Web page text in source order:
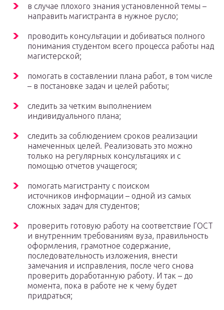
в случае плохого знания установленной темы –
направить магистранта в нужное русло;
проводить консультации и добиваться полного
понимания студентом всего процесса работы над
магистерской;
помогать в составлении плана работ, в том числе
– в постановке задач и целей работы;
следить за четким выполнением
индивидуального плана;
следить за соблюдением сроков реализации
намеченных целей. Реализовать это можно
только на регулярных консультациях и с
помощью отчетов учащегося;
помогать магистранту с поиском
источников информации – одной из самых
сложных задач для студентов;
проверить готовую работу на соответствие ГОСТ
и внутренним требованиям вуза, правильность
оформления, грамотное содержание,
последовательность изложения, внести
замечания и исправления, после чего снова
проверить доработанную работу. И так – до
момента, пока в работе не к чему будет
придраться;